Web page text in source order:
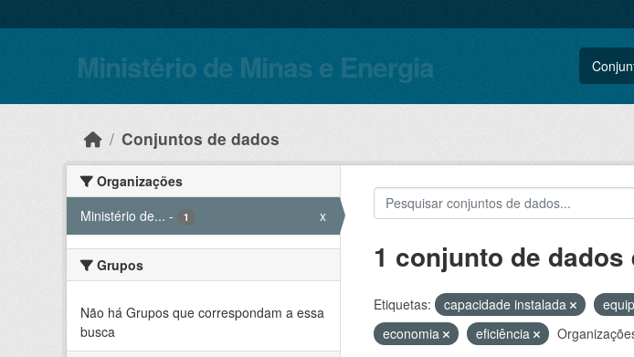
Ministério de Minas e Energia
Conjuntos de dados
Organizações
Ministério de... - 1 x
Grupos
Não há Grupos que correspondam a essa
busca
1 conjunto de
Etiquetas: capacidade instalada
economia
eficiência